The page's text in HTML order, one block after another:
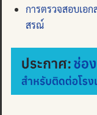
การตรวจสอบเอ
สรณ์